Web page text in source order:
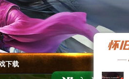
自由 诛仙世界 新仙侠5
下载